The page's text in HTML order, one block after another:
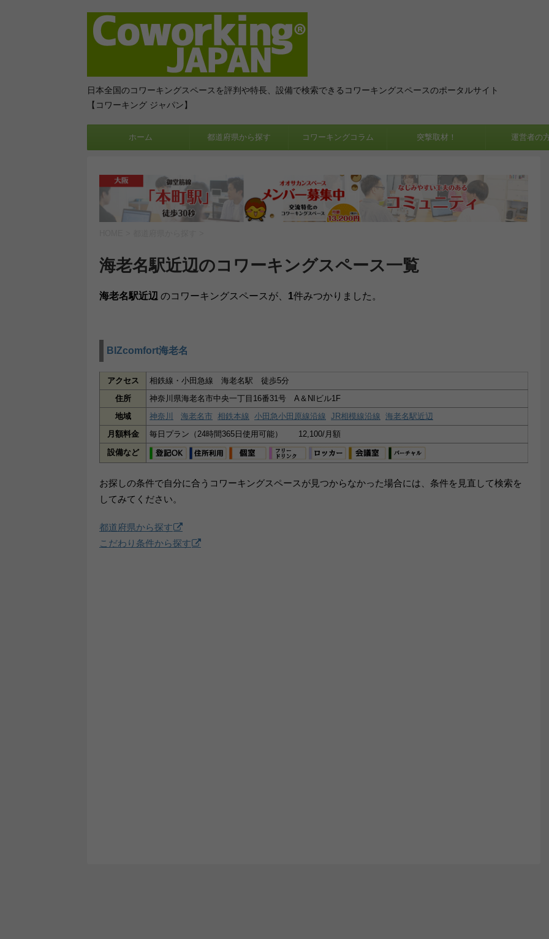
日本全国のコワーキングスペースを評判や特長、設備で検索できるコワーキングスペースのポータルサイト
【コワーキング ジャパン】
ホーム 都道府県から探す コワーキングコラム 突撃取材！ 運営者の
海老名駅近辺のコワーキングスペース一覧
海老名駅近辺 のコワーキングスペースが、 1件みつかりました。
BIZcomfort海老名
アクセス
相鉄線・小田急線 海老名駅 徒歩5分
住所
神奈川県海老名市中央一丁目16番31号 A＆NIビル1F
地域
神奈川 海老名市 相鉄本線 小田急小田原線沿線 JR相模線沿線 海老名駅近辺
月額料金
毎日プラン（24時間365日使用可能） 12,100/月額
設備など
お探しの条件で自分に合うコワーキングスペースが見つからなかった場合には、条件を見直して検索を
してみてください。
都道府県から探す
こだわり条件から探す